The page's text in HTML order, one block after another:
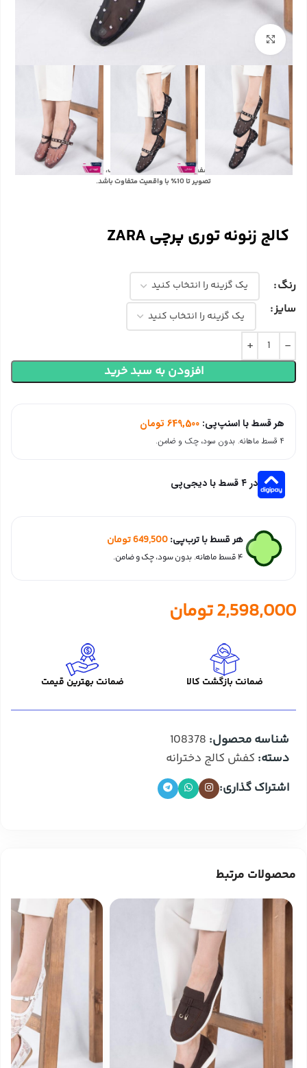
بزرگنمایی تصویر
با توجه به تفاوت رنگ‌ها در صفحه نمایش دستگاه‌های مختلف، ممکن است رنگ محصولات در
تصویر تا 10٪ با واقعیت متفاوت باشد.
کالج زنونه توری پرچی ZARA
رنگ
سایز
افزودن به سبد خرید
هر قسط با اسنپ‌پی: 649,500 تومان
۴ قسط ماهانه. بدون سود، چک و ضامن.
در ۴ قسط با دیجی‌پی
هر قسط با ترب‌پی:649,500تومان
۴ قسط ماهانه. بدون سود، چک و ضامن.
2,598,000تومان
ضمانت بازگشت کالا ضمانت بهترین قیمت
شناسه محصول: 108378
دسته: کفش کالج دخترانه
اشتراک گذاری:
محصولات مرتبط